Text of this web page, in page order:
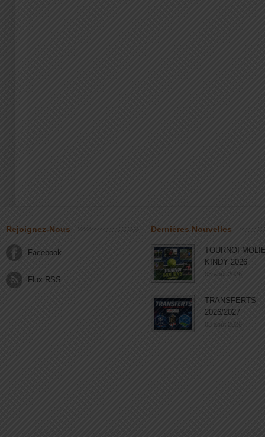
Rejoignez-Nous
Facebook
Flux RSS
Dernières Nouvelles
TOURNOI
KINDY 2026
03 août 2026
TRANSFERTS
2026/2027
03 août 2026